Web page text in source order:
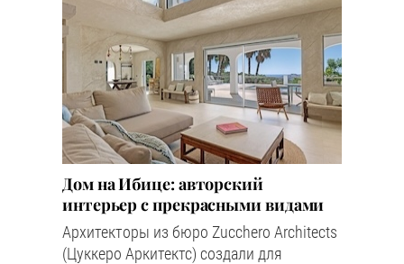
Дом на Ибице: авторский
интерьер с прекрасными видами
Архитекторы из бюро Zucchero Architects
(Цуккеро Аркитектс) создали для